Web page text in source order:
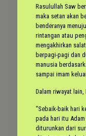
Rasulullah Saw
maka setan akan
benderanya
rintangan atau
mengakhirkan
berpagi-pagi dan
manusia
sampai imam
Dalam riwayat
“Sebaik-baik hari
pada hari itu Adam
diturunkan dari